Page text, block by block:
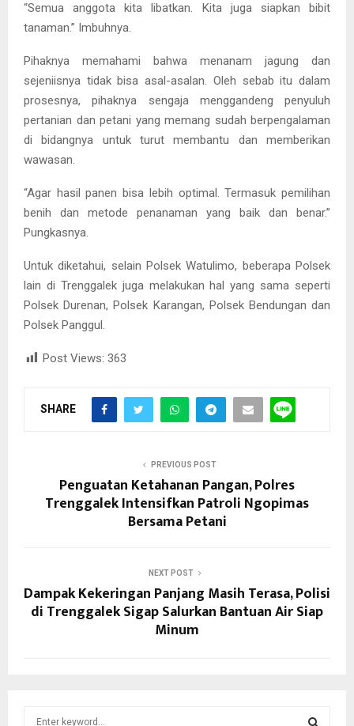
“Semua anggota kita libatkan. Kita juga siapkan bibit
tanaman.” Imbuhnya.
Pihaknya memahami bahwa menanam jagung dan
sejeniisnya tidak bisa asal-asalan. Oleh sebab itu dalam
prosesnya, pihaknya sengaja menggandeng penyuluh
pertanian dan petani yang memang sudah berpengalaman
di bidangnya untuk turut membantu dan memberikan
wawasan.
“Agar hasil panen bisa lebih optimal. Termasuk pemilihan
benih dan metode penanaman yang baik dan benar.”
Pungkasnya.
Untuk diketahui, selain Polsek Watulimo, beberapa Polsek
lain di Trenggalek juga melakukan hal yang sama seperti
Polsek Durenan, Polsek Karangan, Polsek Bendungan dan
Polsek Panggul.
Post Views: 363
SHARE
PREVIOUS POST
Penguatan Ketahanan Pangan, Polres
Trenggalek Intensifkan Patroli Ngopimas
Bersama Petani
NEXT POST
Dampak Kekeringan Panjang Masih Terasa, Polisi
di Trenggalek Sigap Salurkan Bantuan Air Siap
Minum